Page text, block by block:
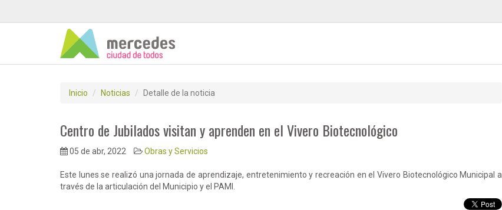
Inicio Noticias Detalle de la noticia
Centro de Jubilados visitan y aprenden en el Vivero Biotecnológico
05 de abr, 2022 Obras y Servicios
Este lunes se realizó una jornada de aprendizaje, entretenimiento y recreación en el Vivero Biotecnológico Municipal a
través de la articulación del Municipio y el PAMI.